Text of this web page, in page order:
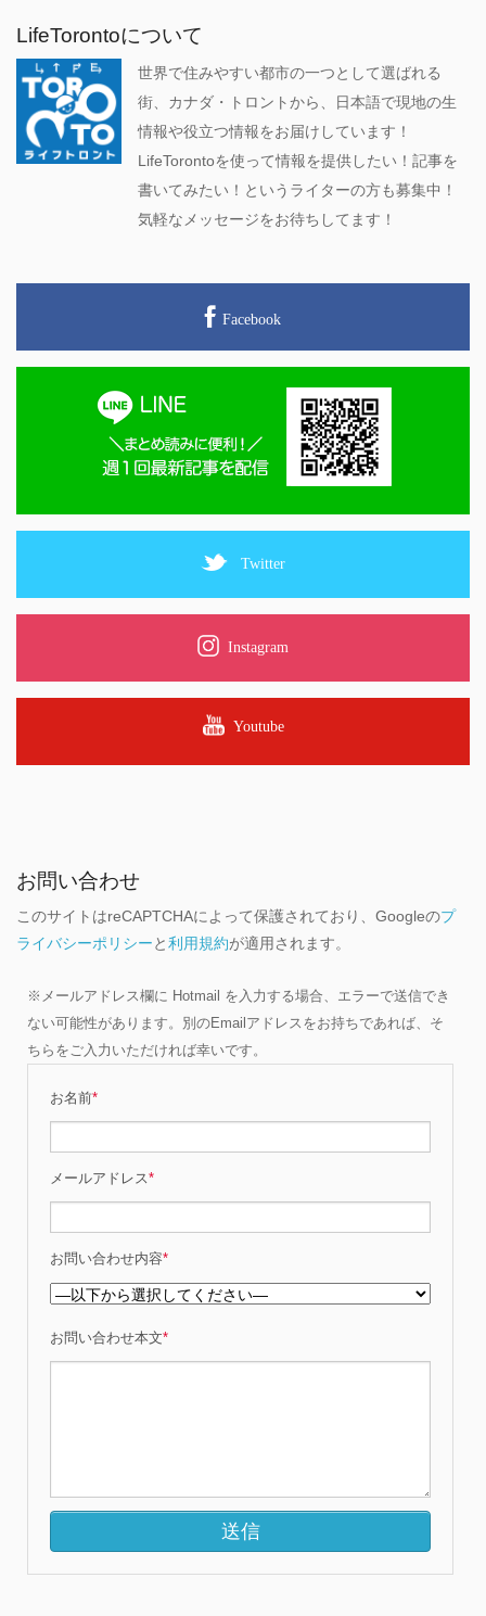
LifeTorontoについて
世界で住みやすい都市の一つとして選ばれる
街、カナダ・トロントから、日本語で現地の生
情報や役立つ情報をお届けしています！
LifeTorontoを使って情報を提供したい！記事を
書いてみたい！というライターの方も募集中！
気軽なメッセージをお待ちしてます！
Facebook
Twitter
Instagram
Youtube
お問い合わせ
このサイトはreCAPTCHAによって保護されており、Googleのプ
ライバシーポリシーと利用規約が適用されます。
※メールアドレス欄に Hotmail を入力する場合、エラーで送信でき
ない可能性があります。別のEmailアドレスをお持ちであれば、そ
ちらをご入力いただければ幸いです。
お名前*
メールアドレス*
お問い合わせ内容*
お問い合わせ本文*